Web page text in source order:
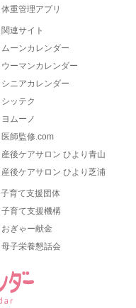
体重管理アプリ
関連サイト
ムーンカレンダー
ウーマンカレンダー
シニアカレンダー
シッテク
ヨムーノ
医師監修.com
産後ケアサロン ひより青山
産後ケアサロン ひより芝浦
子育て支援団体
子育て支援機構
おぎゃー献金
母子栄養懇話会